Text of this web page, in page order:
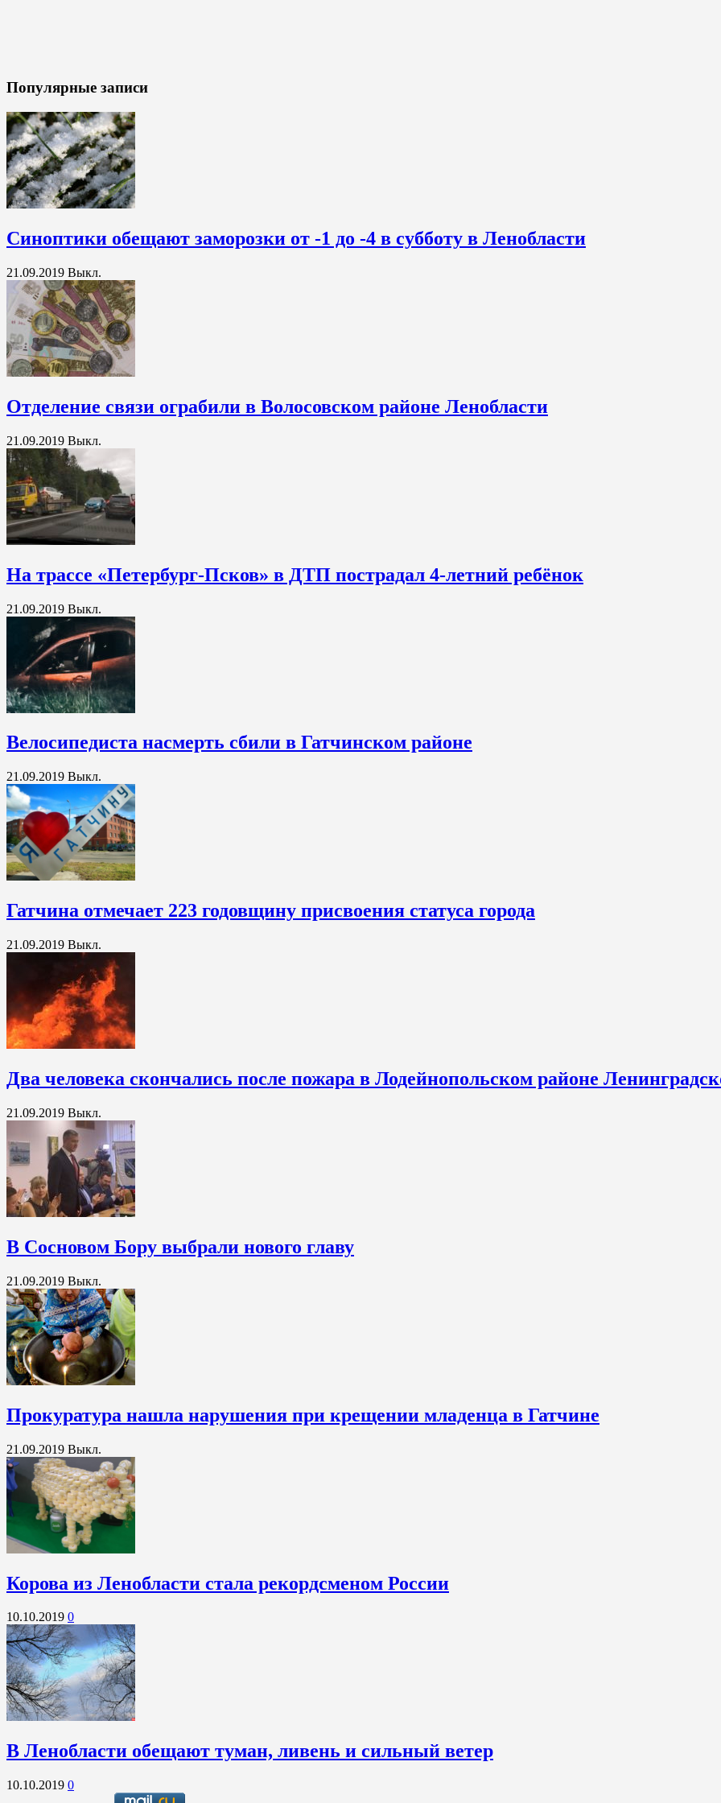
Популярные записи
Синоптики обещают заморозки от -1 до -4 в субботу в Ленобласти
21.09.2019 Выкл.
Отделение связи ограбили в Волосовском районе Ленобласти
21.09.2019 Выкл.
На трассе «Петербург-Псков» в ДТП пострадал 4-летний ребёнок
21.09.2019 Выкл.
Велосипедиста насмерть сбили в Гатчинском районе
21.09.2019 Выкл.
Гатчина отмечает 223 годовщину присвоения статуса города
21.09.2019 Выкл.
Два человека скончались после пожара в Лодейнопольском районе
21.09.2019 Выкл.
В Сосновом Бору выбрали нового главу
21.09.2019 Выкл.
Прокуратура нашла нарушения при крещении младенца в Гатчине
21.09.2019 Выкл.
Корова из Ленобласти стала рекордсменом России
10.10.2019 0
В Ленобласти обещают туман, ливень и сильный ветер
10.10.2019 0